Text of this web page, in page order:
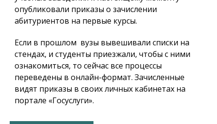
опубликовали приказы о зачислении
абитуриентов на первые курсы.
Если в прошлом вузы вывешивали списки на
стендах, и студенты приезжали, чтобы с ними
ознакомиться, то сейчас все процессы
переведены в онлайн-формат. Зачисленные
видят приказы в своих личных кабинетах на
портале «Госуслуги».